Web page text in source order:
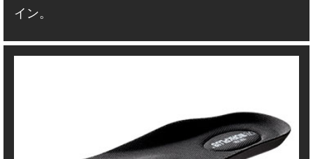
イン。